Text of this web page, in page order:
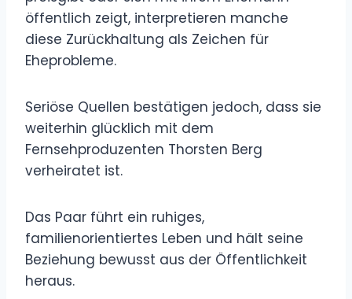
öffentlich zeigt, interpretieren manche
diese Zurückhaltung als Zeichen für
Eheprobleme.
Seriöse Quellen bestätigen jedoch, dass sie
weiterhin glücklich mit dem
Fernsehproduzenten Thorsten Berg
verheiratet ist.
Das Paar führt ein ruhiges,
familienorientiertes Leben und hält seine
Beziehung bewusst aus der Öffentlichkeit
heraus.